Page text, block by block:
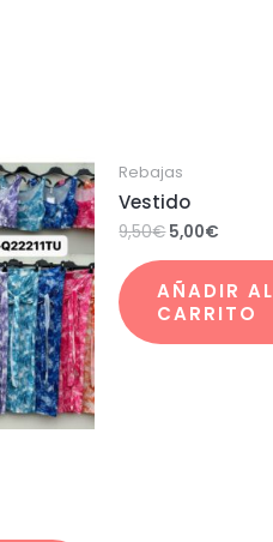
Rebajas
Vestido
9,50€5,00€
AÑADIR AL
CARRITO